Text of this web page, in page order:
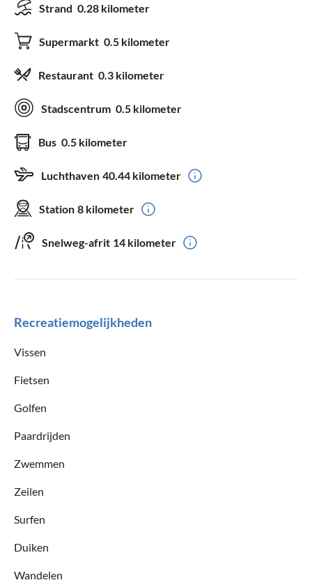
Strand 0.28 kilometer
Supermarkt 0.5 kilometer
Restaurant 0.3 kilometer
Stadscentrum 0.5 kilometer
Bus 0.5 kilometer
Luchthaven 40.44 kilometer
Station 8 kilometer
Snelweg-afrit 14 kilometer
Recreatiemogelijkheden
Vissen
Fietsen
Golfen
Paardrijden
Zwemmen
Zeilen
Surfen
Duiken
Wandelen